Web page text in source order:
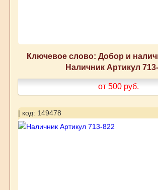
Ключевое слово: Добор и
Наличник Артикул
от 500 руб.
| код: 149478